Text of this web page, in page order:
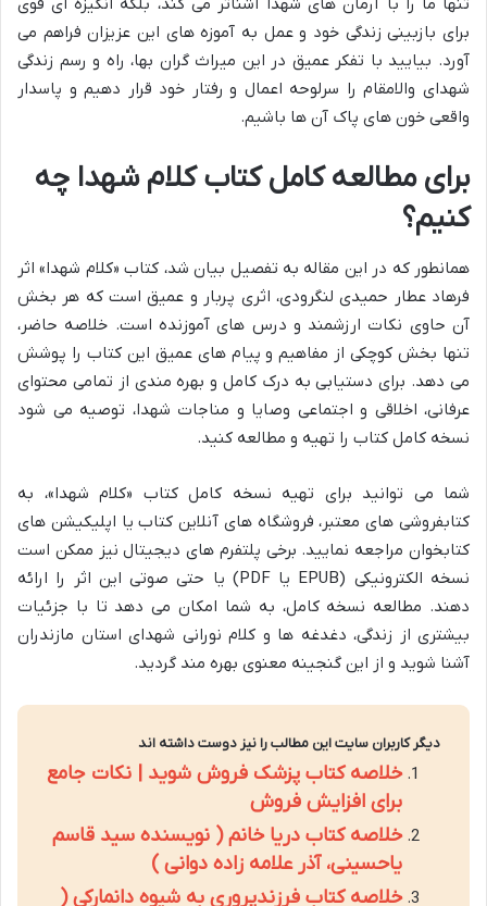
تنها ما را با آرمان های شهدا آشناتر می کند، بلکه انگیزه ای قوی
برای بازبینی زندگی خود و عمل به آموزه های این عزیزان فراهم می
آورد. بیایید با تفکر عمیق در این میراث گران بها، راه و رسم زندگی
شهدای والامقام را سرلوحه اعمال و رفتار خود قرار دهیم و پاسدار
واقعی خون های پاک آن ها باشیم.
برای مطالعه کامل کتاب کلام شهدا چه
کنیم؟
همانطور که در این مقاله به تفصیل بیان شد، کتاب «کلام شهدا» اثر
فرهاد عطار حمیدی لنگرودی، اثری پربار و عمیق است که هر بخش
آن حاوی نکات ارزشمند و درس های آموزنده است. خلاصه حاضر،
تنها بخش کوچکی از مفاهیم و پیام های عمیق این کتاب را پوشش
می دهد. برای دستیابی به درک کامل و بهره مندی از تمامی محتوای
عرفانی، اخلاقی و اجتماعی وصایا و مناجات شهدا، توصیه می شود
نسخه کامل کتاب را تهیه و مطالعه کنید.
شما می توانید برای تهیه نسخه کامل کتاب «کلام شهدا»، به
کتابفروشی های معتبر، فروشگاه های آنلاین کتاب یا اپلیکیشن های
کتابخوان مراجعه نمایید. برخی پلتفرم های دیجیتال نیز ممکن است
نسخه الکترونیکی (EPUB یا PDF) یا حتی صوتی این اثر را ارائه
دهند. مطالعه نسخه کامل، به شما امکان می دهد تا با جزئیات
بیشتری از زندگی، دغدغه ها و کلام نورانی شهدای استان مازندران
آشنا شوید و از این گنجینه معنوی بهره مند گردید.
دیگر کاربران سایت این مطالب را نیز دوست داشته اند
خلاصه کتاب پزشک فروش شوید | نکات جامع
برای افزایش فروش
خلاصه کتاب دریا خانم ( نویسنده سید قاسم
یاحسینی، آذر علامه زاده دوانی )
خلاصه کتاب فرزندپروری به شیوه دانمارکی (